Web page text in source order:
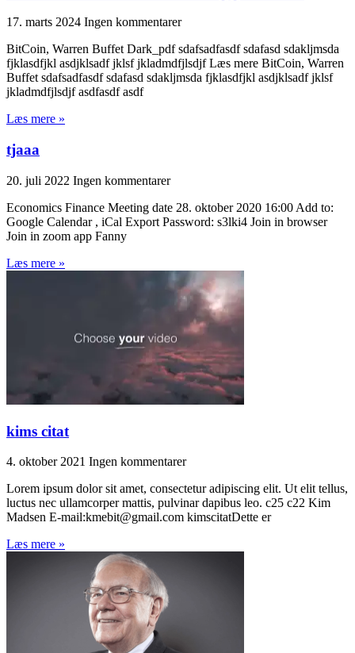
17. marts 2024 Ingen kommentarer
BitCoin, Warren Buffet Dark_pdf sdafsadfasdf sdafasd sdakljmsda
fjklasdfjkl asdjklsadf jklsf jkladmdfjlsdjf Læs mere BitCoin, Warren
Buffet sdafsadfasdf sdafasd sdakljmsda fjklasdfjkl asdjklsadf jklsf
jkladmdfjlsdjf asdfasdf asdf
Læs mere »
tjaaa
20. juli 2022 Ingen kommentarer
Economics Finance Meeting date 28. oktober 2020 16:00 Add to:
Google Calendar , iCal Export Password: s3lki4 Join in browser
Join in zoom app Fanny
Læs mere »
kims citat
4. oktober 2021 Ingen kommentarer
Lorem ipsum dolor sit amet, consectetur adipiscing elit. Ut elit tellus,
luctus nec ullamcorper mattis, pulvinar dapibus leo. c25 c22 Kim
Madsen E-mail:kmebit@gmail.com kimscitatDette er
Læs mere »